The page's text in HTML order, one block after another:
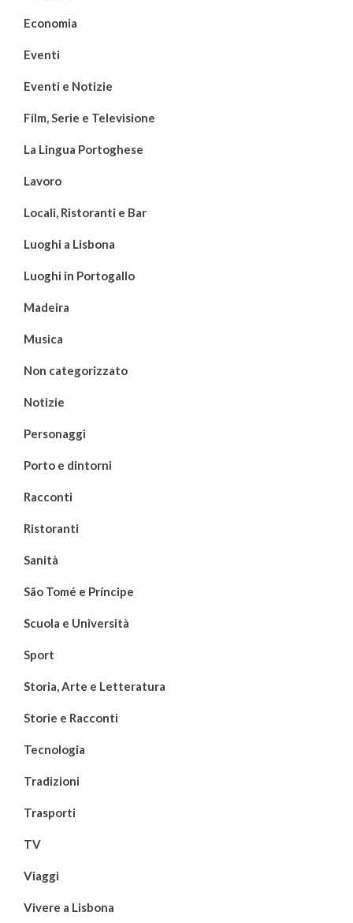
Economia
Eventi
Eventi e Notizie
Film, Serie e Televisione
La Lingua Portoghese
Lavoro
Locali, Ristoranti e Bar
Luoghi a Lisbona
Luoghi in Portogallo
Madeira
Musica
Non categorizzato
Notizie
Personaggi
Porto e dintorni
Racconti
Ristoranti
Sanità
São Tomé e Príncipe
Scuola e Università
Sport
Storia, Arte e Letteratura
Storie e Racconti
Tecnologia
Tradizioni
Trasporti
TV
Viaggi
Vivere a Lisbona